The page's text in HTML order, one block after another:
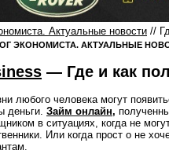
Актуальные новости //
ЭКОНОМИСТА. АКТУАЛЬНЫЕ
— Где и как
любого человека могут
деньги. Займ онлайн,
в ситуациях, когда не
Или когда прост о не